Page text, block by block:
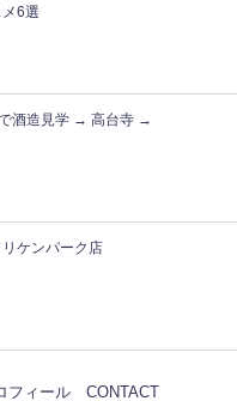
6選
酒造見学 → 高台寺 →
ケンパーク店
フィール CONTACT